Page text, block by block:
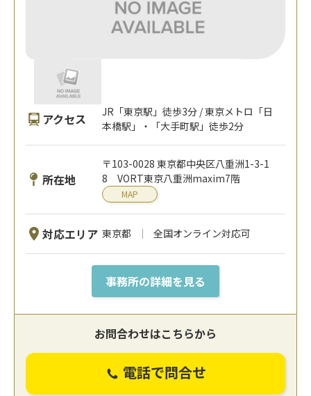
アクセス
JR「東京駅」徒歩3分 / 東京メトロ「日
本橋駅」・「大手町駅」徒歩2分
所在地
〒103-0028 東京都中央区八重洲1-3-1
8 VORT東京八重洲maxim7階
MAP
対応エリア 東京都 全国オンライン対応可
事務所の詳細を見る
お問合わせはこちらから
電話で問合せ